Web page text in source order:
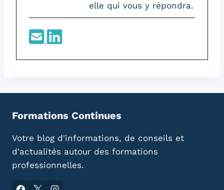
elle qui vous y répondra.
Formations Continues
Votre blog d'informations, de conseils et
d'actualités autour des formations
professionnelles.